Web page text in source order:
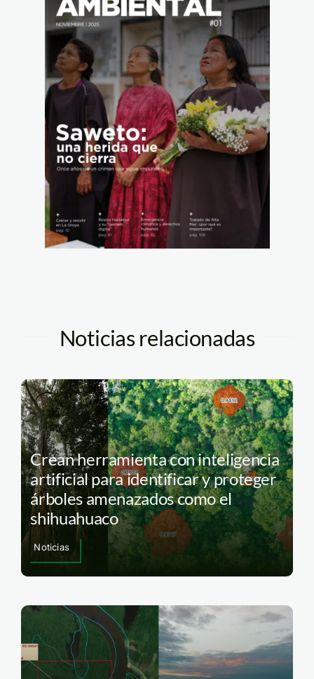
Noticias relacionadas
Crean herramienta con inteligencia
artificial para identificar y proteger
árboles amenazados como el
shihuahuaco
Noticias